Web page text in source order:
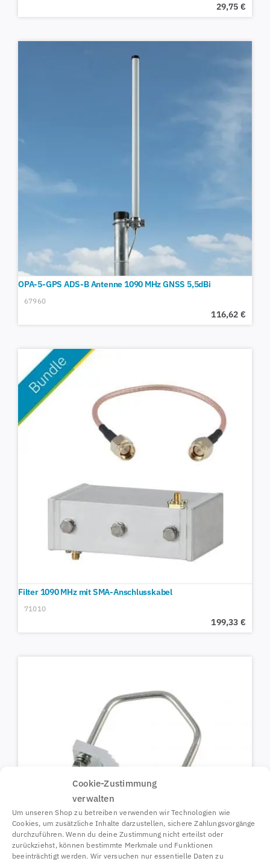
Cookie-Zustimmung
verwalten
Um unseren Shop zu betreiben verwenden wir Technologien wie
Cookies, um zusätzliche Inhalte darzustellen, sichere Zahlungsvorgänge
durchzuführen. Wenn du deine Zustimmung nicht erteilst oder
zurückziehst, können bestimmte Merkmale und Funktionen
beeinträchtigt werden. Wir versuchen nur essentielle Daten zu
29,75 €
OPA-5-GPS ADS-B Antenne 1090 MHz GNSS 5,5dBi
67960
116,62 €
Filter 1090 MHz mit SMA-Anschlusskabel
71010
199,33 €